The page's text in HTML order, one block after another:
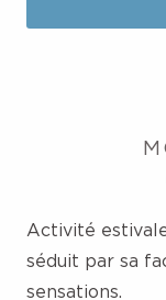
Activité
séduit par sa
sensations.